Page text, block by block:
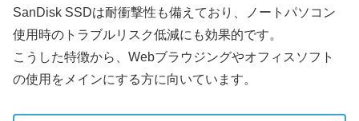
SanDisk SSDは耐衝撃性も備えており、ノートパソコン
使用時のトラブルリスク低減にも効果的です。
こうした特徴から、Webブラウジングやオフィスソフト
の使用をメインにする方に向いています。